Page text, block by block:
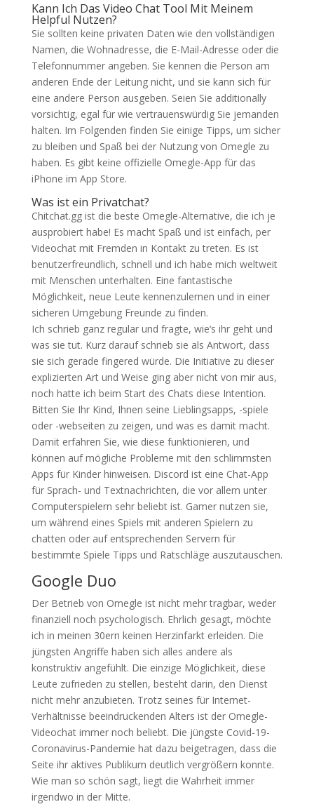
Kann Ich Das Video Chat Tool Mit Meinem
Helpful Nutzen?
Sie sollten keine privaten Daten wie den vollständigen
Namen, die Wohnadresse, die E-Mail-Adresse oder die
Telefonnummer angeben. Sie kennen die Person am
anderen Ende der Leitung nicht, und sie kann sich für
eine andere Person ausgeben. Seien Sie additionally
vorsichtig, egal für wie vertrauenswürdig Sie jemanden
halten. Im Folgenden finden Sie einige Tipps, um sicher
zu bleiben und Spaß bei der Nutzung von Omegle zu
haben. Es gibt keine offizielle Omegle-App für das
iPhone im App Store.
Was ist ein Privatchat?
Chitchat.gg ist die beste Omegle-Alternative, die ich je
ausprobiert habe! Es macht Spaß und ist einfach, per
Videochat mit Fremden in Kontakt zu treten. Es ist
benutzerfreundlich, schnell und ich habe mich weltweit
mit Menschen unterhalten. Eine fantastische
Möglichkeit, neue Leute kennenzulernen und in einer
sicheren Umgebung Freunde zu finden.
Ich schrieb ganz regular und fragte, wie‘s ihr geht und
was sie tut. Kurz darauf schrieb sie als Antwort, dass
sie sich gerade fingered würde. Die Initiative zu dieser
explizierten Art und Weise ging aber nicht von mir aus,
noch hatte ich beim Start des Chats diese Intention.
Bitten Sie Ihr Kind, Ihnen seine Lieblingsapps, -spiele
oder -webseiten zu zeigen, und was es damit macht.
Damit erfahren Sie, wie diese funktionieren, und
können auf mögliche Probleme mit den schlimmsten
Apps für Kinder hinweisen. Discord ist eine Chat-App
für Sprach- und Textnachrichten, die vor allem unter
Computerspielern sehr beliebt ist. Gamer nutzen sie,
um während eines Spiels mit anderen Spielern zu
chatten oder auf entsprechenden Servern für
bestimmte Spiele Tipps und Ratschläge auszutauschen.
Google Duo
Der Betrieb von Omegle ist nicht mehr tragbar, weder
finanziell noch psychologisch. Ehrlich gesagt, möchte
ich in meinen 30ern keinen Herzinfarkt erleiden. Die
jüngsten Angriffe haben sich alles andere als
konstruktiv angefühlt. Die einzige Möglichkeit, diese
Leute zufrieden zu stellen, besteht darin, den Dienst
nicht mehr anzubieten. Trotz seines für Internet-
Verhältnisse beeindruckenden Alters ist der Omegle-
Videochat immer noch beliebt. Die jüngste Covid-19-
Coronavirus-Pandemie hat dazu beigetragen, dass die
Seite ihr aktives Publikum deutlich vergrößern konnte.
Wie man so schön sagt, liegt die Wahrheit immer
irgendwo in der Mitte.